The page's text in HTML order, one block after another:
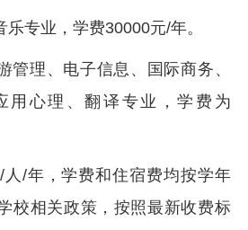
专业，学费30000元/年。
管理、电子信息、国际商务、
用心理、翻译专业，学费为
人/年，学费和住宿费均按学年
校相关政策，按照最新收费标